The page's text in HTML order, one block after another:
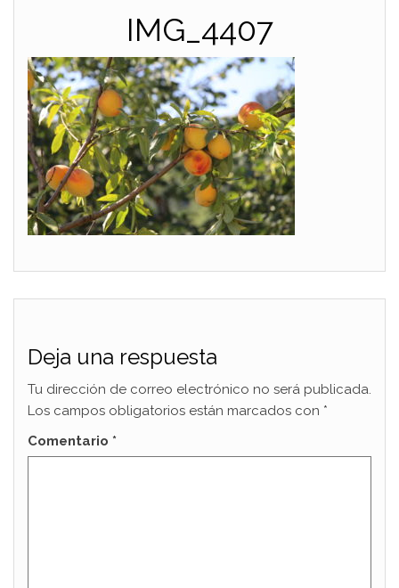
IMG_4407
Deja una respuesta
Tu dirección de correo electrónico no será publicada.
Los campos obligatorios están marcados con *
Comentario *